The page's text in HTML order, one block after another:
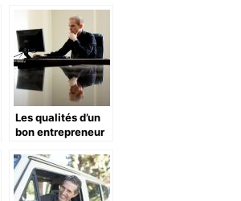
Laposte.net
Les qualités d’un
bon entrepreneur